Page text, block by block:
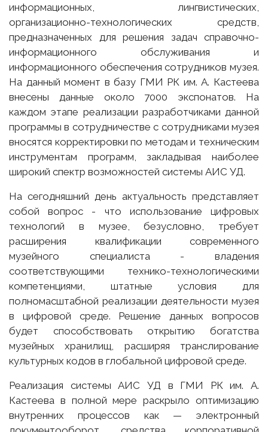
информационных, лингвистических,
организационно-технологических средств,
предназначенных для решения задач справочно-
информационного обслуживания и
информационного обеспечения сотрудников музея.
На данный момент в базу ГМИ РК им. А. Кастеева
внесены данные около 7000 экспонатов. На
каждом этапе реализации разработчиками данной
программы в сотрудничестве с сотрудниками музея
вносятся корректировки по методам и техническим
инструментам программ, закладывая наиболее
широкий спектр возможностей системы АИС УД.
На сегодняшний день актуальность представляет
собой вопрос - что использование цифровых
технологий в музее, безусловно, требует
расширения квалификации современного
музейного специалиста - владения
соответствующими технико-технологическими
компетенциями, штатные условия для
полномасштабной реализации деятельности музея
в цифровой среде. Решение данных вопросов
будет способствовать открытию богатства
музейных хранилищ, расширяя транслирование
культурных кодов в глобальной цифровой среде.
Реализация системы АИС УД в ГМИ РК им. А.
Кастеева в полной мере раскрыло оптимизацию
внутренних процессов как — электронный